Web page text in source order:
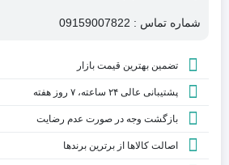
شماره تماس : 09159007822
تضمین بهترین قیمت بازار
پشتیبانی عالی ۲۴ ساعته، ۷ روز هفته
بازگشت وجه در صورت عدم رضایت
اصالت کالاها از برترین برندها